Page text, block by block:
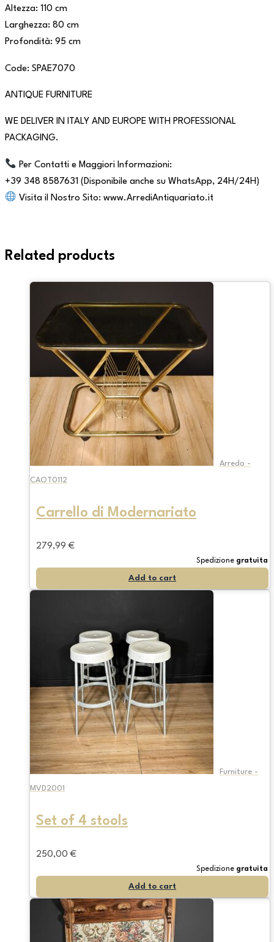
Altezza: 110 cm
Larghezza: 80 cm
Profondità: 95 cm
Code: SPAE7070
ANTIQUE FURNITURE
WE DELIVER IN ITALY AND EUROPE WITH PROFESSIONAL
PACKAGING.
Per Contatti e Maggiori Informazioni:
+39 348 8587631 (Disponibile anche su WhatsApp, 24H/24H)
Visita il Nostro Sito: www.ArrediAntiquariato.it
Related products
Arredo -
CAOT0112
Carrello di Modernariato
279,99 €
Spedizione gratuita
Add to cart
Furniture -
MVD2001
Set of 4 stools
250,00 €
Spedizione gratuita
Add to cart